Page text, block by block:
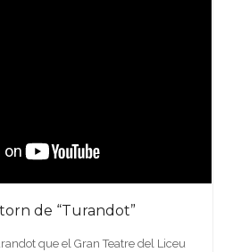
de “Turandot”
que el Gran Teatre del Liceu